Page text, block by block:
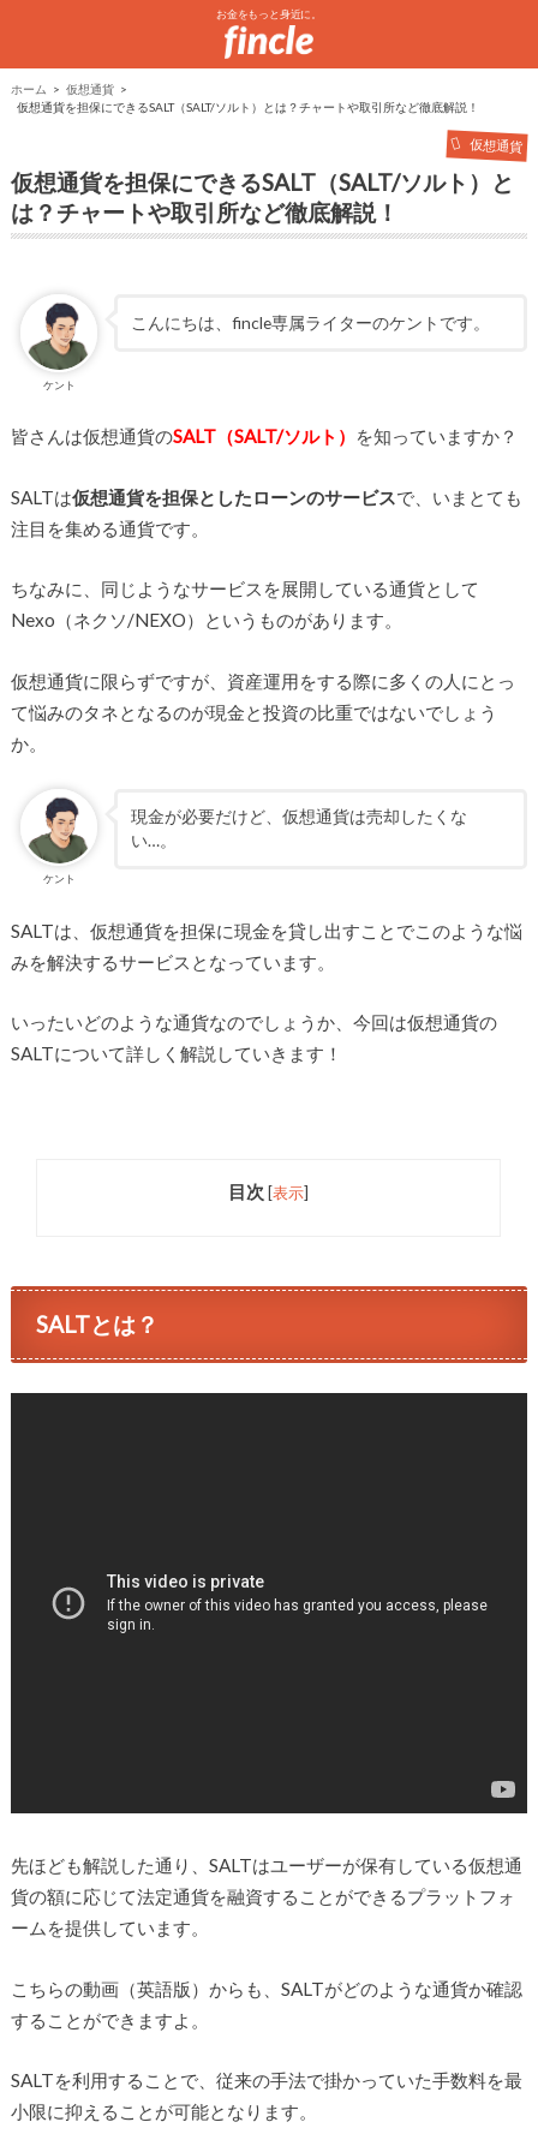
お金をもっと身近に。
ホーム
仮想通貨
仮想通貨を担保にできるSALT（SALT/ソルト）とは？チャートや取引所など徹底解説！
仮想通貨
仮想通貨を担保にできるSALT（SALT/ソルト）と
は？チャートや取引所など徹底解説！
ケント
こんにちは、fincle専属ライターのケントです。
皆さんは仮想通貨のSALT（SALT/ソルト） を知っていますか？
SALTは仮想通貨を担保としたローンのサービスで、いまとても
注目を集める通貨です。
ちなみに、同じようなサービスを展開している通貨として
Nexo（ネクソ/NEXO）というものがあります。
仮想通貨に限らずですが、資産運用をする際に多くの人にとっ
て悩みのタネとなるのが現金と投資の比重ではないでしょう
か。
ケント
現金が必要だけど、仮想通貨は売却したくな
い…。
SALTは、仮想通貨を担保に現金を貸し出すことでこのような悩
みを解決するサービスとなっています。
いったいどのような通貨なのでしょうか、今回は仮想通貨の
SALTについて詳しく解説していきます！
目次 [表示]
SALTとは？
先ほども解説した通り、SALTはユーザーが保有している仮想通
貨の額に応じて法定通貨を融資することができるプラットフォ
ームを提供しています。
こちらの動画（英語版）からも、SALTがどのような通貨か確認
することができますよ。
SALTを利用することで、従来の手法で掛かっていた手数料を最
小限に抑えることが可能となります。